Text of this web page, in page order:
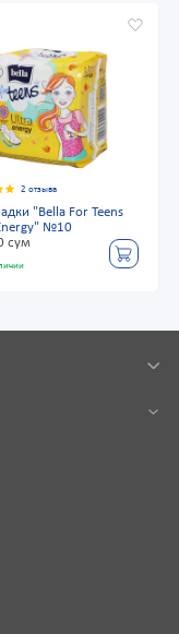
2 отзыва
"Bella For Teens
№10
сум